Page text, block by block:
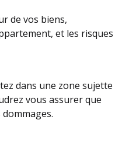
de vos biens,
et les risques
dans une zone sujette
vous assurer que